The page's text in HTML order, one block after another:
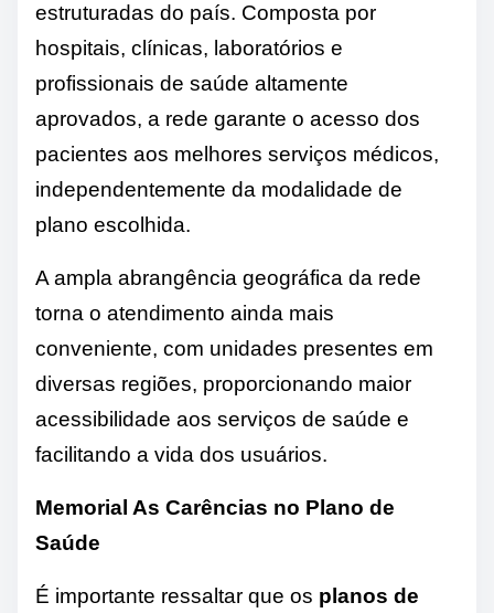
estruturadas do país. Composta por
hospitais, clínicas, laboratórios e
profissionais de saúde altamente
aprovados, a rede garante o acesso dos
pacientes aos melhores serviços médicos,
independentemente da modalidade de
plano escolhida.
A ampla abrangência geográfica da rede
torna o atendimento ainda mais
conveniente, com unidades presentes em
diversas regiões, proporcionando maior
acessibilidade aos serviços de saúde e
facilitando a vida dos usuários.
Memorial As Carências no Plano de
Saúde
É importante ressaltar que os planos de